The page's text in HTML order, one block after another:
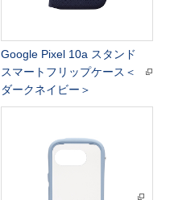
Google Pixel 10a スタンド
スマートフリップケース＜
ダークネイビー＞